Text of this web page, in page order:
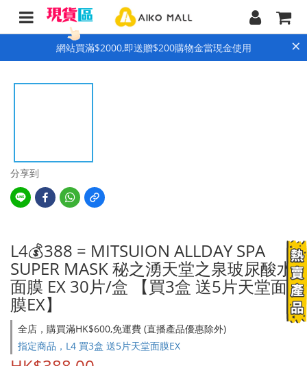
網站買滿$2000,即送贈$200購物金當現金使用 ×
分享到
L4💰388 = MITSUION ALLDAY SPA
SUPER MASK 秘之湧天堂之泉玻尿酸水
面膜 EX 30片/盒 【買3盒 送5片天堂面
膜EX】
全店，購買滿HK$600,免運費 (直播產品優惠除外)
指定商品，L4 買3盒 送5片天堂面膜EX